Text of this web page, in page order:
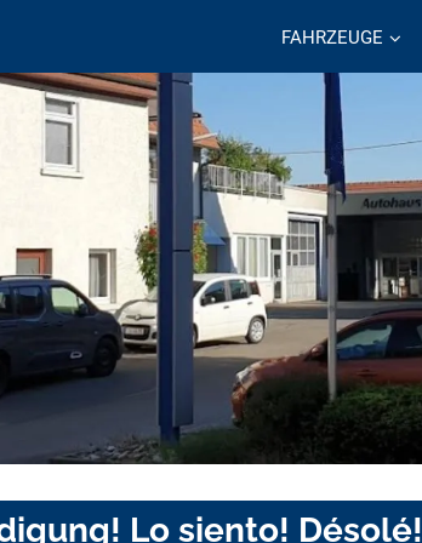
FAHRZEUGE
Lo siento! Désolé!